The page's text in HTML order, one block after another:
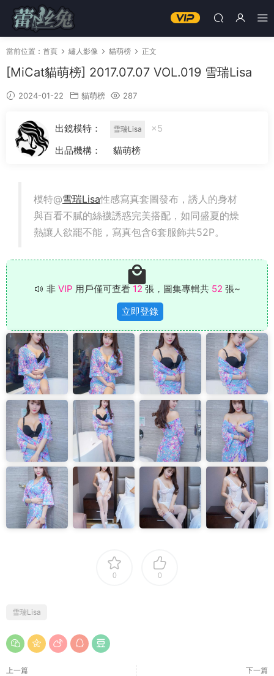
當前位置： 首頁 繡人影像 貓萌榜 正文
[MiCat貓萌榜] 2017.07.07 VOL.019 雪瑞Lisa
2024-01-22 貓萌榜 287
出鏡模特： 雪瑞Lisa
×5
出品機構：
貓萌榜
模特@雪瑞Lisa性感寫真套圖發布，誘人的身材
與百看不膩的絲襪誘惑完美搭配，如同盛夏的燥
熱讓人欲罷不能，寫真包含6套服飾共52P。
非 VIP 用戶僅可查看 12 張，圖集專輯共 52 張~
立即登錄
0 0
雪瑞Lisa
上一篇 下一篇